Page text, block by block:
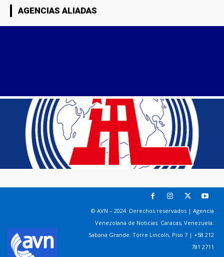
AGENCIAS ALIADAS
© AVN – 2024. Derechos reservados | Agencia
Venezolana de Noticias. Caracas, Venezuela.
Sabana Grande. Torre Lincoln, Piso 7 | +58 212
781 2711